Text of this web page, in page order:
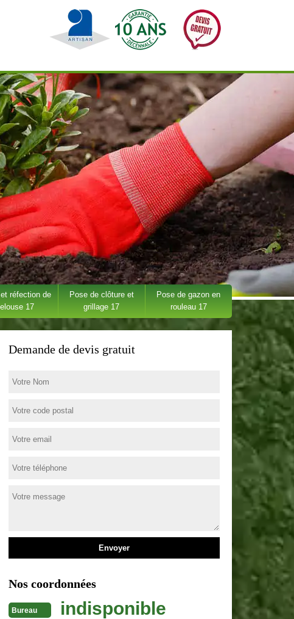
réfection de
17
Pose de clôture et
grillage 17
Pose de gazon en
rouleau 17
Demande de devis gratuit
Nos coordonnées
Bureau indisponible